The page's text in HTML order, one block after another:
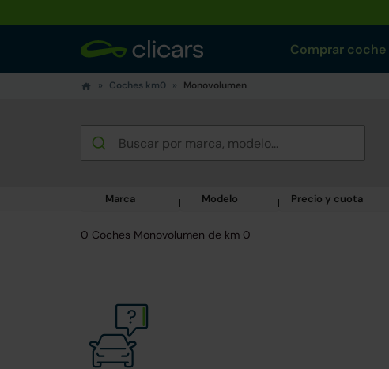
Comprar coche
Coches km0 Monovolumen
Marca Modelo Precio y cuota
0 Coches Monovolumen de km 0